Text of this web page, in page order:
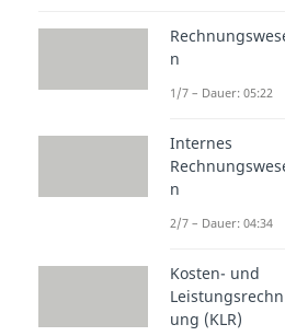
Wichtige
Arten davon
du in
n
1/7 – Dauer: 05:22
Internes
n
2/7 – Dauer: 04:34
Kosten- und
Leistungsrechn
ung (KLR)